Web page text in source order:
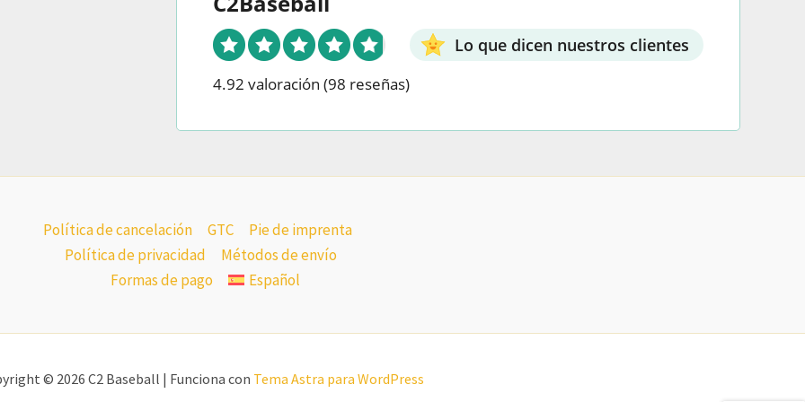
Lo que dicen nuestros clientes
4.92 valoración (98 reseñas)
Política de cancelación GTC
Pie de imprenta
Política de privacidad
Métodos de envío
Formas de pago
Español
© 2026 C2 Baseball | Funciona con Tema Astra para WordPress